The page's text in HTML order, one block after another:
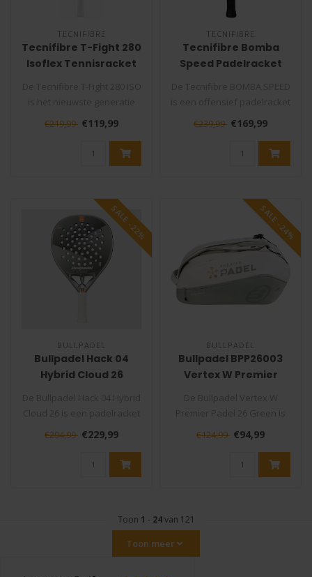
TECNIFIBRE
Tecnifibre T-Fight 280
Isoflex Tennisracket
tennisracket van Tecnifi..
€219,99 €119,99
TECNIFIBRE
Tecnifibre Bomba
Speed Padelracket
voor gevorderde tot exper..
€239,99 €169,99
SALE -22%
BULLPADEL
Bullpadel Hack 04
Hybrid Cloud 26
voor spelers die een hyb..
€294,99 €229,99
SALE -24%
BULLPADEL
Bullpadel BPP26003
Vertex W Premier
ontwikkeld voor
padelspeelsters ..
€124,99 €94,99
Toon 1 - 24van 121
Toon meer